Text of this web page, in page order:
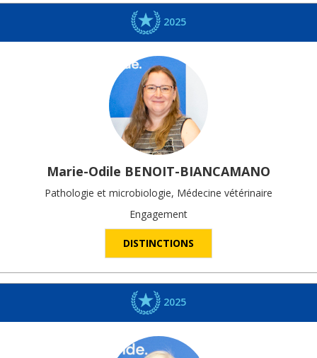
2025
Marie-Odile BENOIT-BIANCAMANO
Pathologie et microbiologie, Médecine vétérinaire
Engagement
DISTINCTIONS
2025